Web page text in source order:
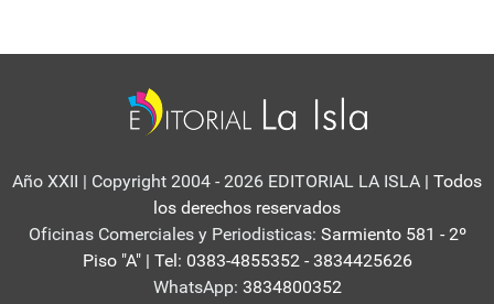
Año XXII | Copyright 2004 - 2026 EDITORIAL LA ISLA | Todos
los derechos reservados
Oficinas Comerciales y Periodisticas: Sarmiento 581 - 2º
Piso "A" | Tel: 0383-4855352 - 3834425626
WhatsApp: 3834800352